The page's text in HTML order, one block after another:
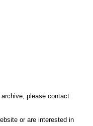
please contact
or are interested in